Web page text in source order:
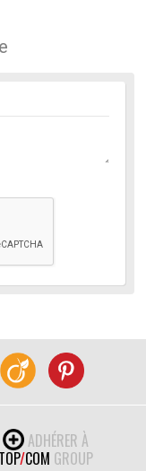
ADHÉRER À
TOP/COM GROUP